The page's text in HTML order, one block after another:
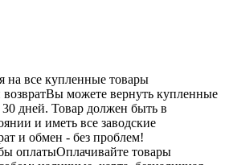
на все купленные товары
Вы можете вернуть купленные
дней. Товар должен быть в
и иметь все заводские
и обмен - без проблем!
оплатыОплачивайте товары